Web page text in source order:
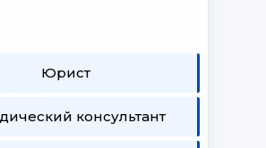
консультант
Юрист